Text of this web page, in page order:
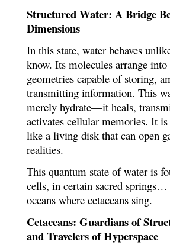
Structured Water: A Bridge
Dimensions
In this state, water behaves
know. Its molecules arrange
geometries capable of storing,
transmitting information. This
merely hydrate—it heals,
activates cellular memories. It is
like a living disk that can open
realities.
This quantum state of water is
cells, in certain sacred springs…
oceans where cetaceans sing.
Cetaceans: Guardians of
and Travelers of Hyperspace